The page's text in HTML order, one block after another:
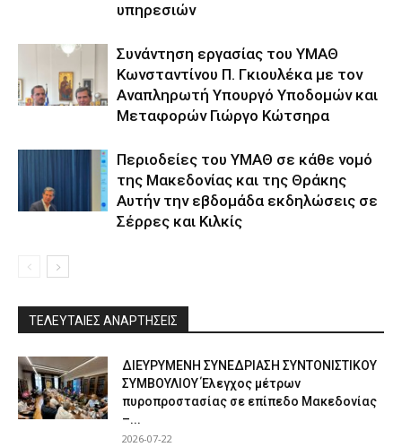
υπηρεσιών
Συνάντηση εργασίας του ΥΜΑΘ
Κωνσταντίνου Π. Γκιουλέκα με τον
Αναπληρωτή Υπουργό Υποδομών και
Μεταφορών Γιώργο Κώτσηρα
Περιοδείες του ΥΜΑΘ σε κάθε νομό
της Μακεδονίας και της Θράκης
Αυτήν την εβδομάδα εκδηλώσεις σε
Σέρρες και Κιλκίς
ΤΕΛΕΥΤΑΙΕΣ ΑΝΑΡΤΗΣΕΙΣ
ΔΙΕΥΡΥΜΕΝΗ ΣΥΝΕΔΡΙΑΣΗ ΣΥΝΤΟΝΙΣΤΙΚΟΥ
ΣΥΜΒΟΥΛΙΟΥ Έλεγχος μέτρων
πυροπροστασίας σε επίπεδο Μακεδονίας
–...
2026-07-22